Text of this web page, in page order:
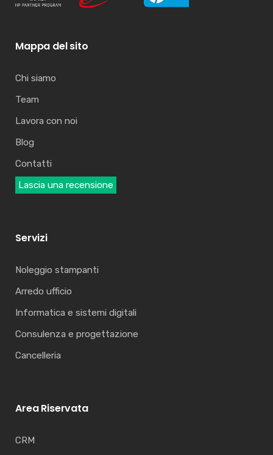
Mappa del sito
Chi siamo
Team
Lavora con noi
Blog
Contatti
Lascia una recensione
Servizi
Noleggio stampanti
Arredo ufficio
Informatica e sistemi digitali
Consulenza e progettazione
Cancelleria
Area Riservata
CRM